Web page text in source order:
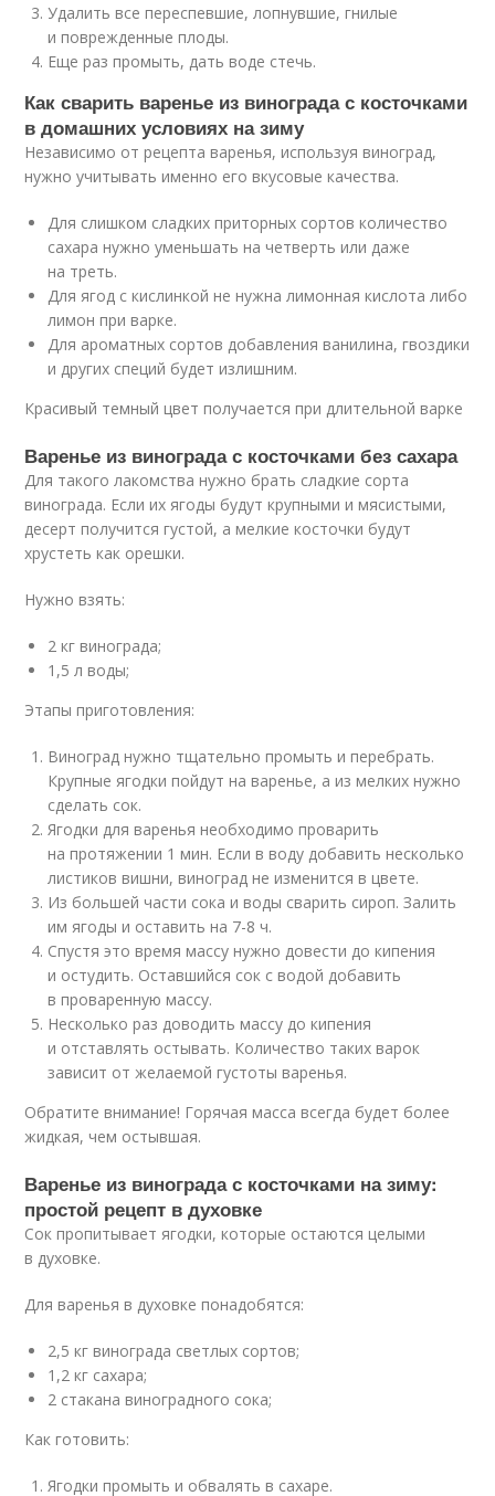
Удалить все переспевшие, лопнувшие, гнилые
и поврежденные плоды.
Еще раз промыть, дать воде стечь.
Как сварить варенье из винограда с косточками
в домашних условиях на зиму
Независимо от рецепта варенья, используя виноград,
нужно учитывать именно его вкусовые качества.
Для слишком сладких приторных сортов количество
сахара нужно уменьшать на четверть или даже
на треть.
Для ягод с кислинкой не нужна лимонная кислота либо
лимон при варке.
Для ароматных сортов добавления ванилина, гвоздики
и других специй будет излишним.
Красивый темный цвет получается при длительной варке
Варенье из винограда с косточками без сахара
Для такого лакомства нужно брать сладкие сорта
винограда. Если их ягоды будут крупными и мясистыми,
десерт получится густой, а мелкие косточки будут
хрустеть как орешки.
Нужно взять:
2 кг винограда;
1,5 л воды;
Этапы приготовления:
Виноград нужно тщательно промыть и перебрать.
Крупные ягодки пойдут на варенье, а из мелких нужно
сделать сок.
Ягодки для варенья необходимо проварить
на протяжении 1 мин. Если в воду добавить несколько
листиков вишни, виноград не изменится в цвете.
Из большей части сока и воды сварить сироп. Залить
им ягоды и оставить на 7-8 ч.
Спустя это время массу нужно довести до кипения
и остудить. Оставшийся сок с водой добавить
в проваренную массу.
Несколько раз доводить массу до кипения
и отставлять остывать. Количество таких варок
зависит от желаемой густоты варенья.
Обратите внимание! Горячая масса всегда будет более
жидкая, чем остывшая.
Варенье из винограда с косточками на зиму:
простой рецепт в духовке
Сок пропитывает ягодки, которые остаются целыми
в духовке.
Для варенья в духовке понадобятся:
2,5 кг винограда светлых сортов;
1,2 кг сахара;
2 стакана виноградного сока;
Как готовить:
Ягодки промыть и обвалять в сахаре.